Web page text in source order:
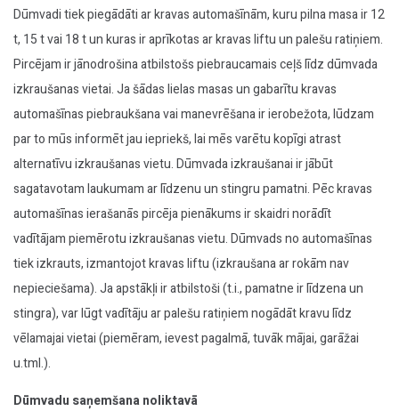
Dūmvadi tiek piegādāti ar kravas automašīnām, kuru pilna masa ir 12
t, 15 t vai 18 t un kuras ir aprīkotas ar kravas liftu un palešu ratiņiem.
Pircējam ir jānodrošina atbilstošs piebraucamais ceļš līdz dūmvada
izkraušanas vietai. Ja šādas lielas masas un gabarītu kravas
automašīnas piebraukšana vai manevrēšana ir ierobežota, lūdzam
par to mūs informēt jau iepriekš, lai mēs varētu kopīgi atrast
alternatīvu izkraušanas vietu. Dūmvada izkraušanai ir jābūt
sagatavotam laukumam ar līdzenu un stingru pamatni. Pēc kravas
automašīnas ierašanās pircēja pienākums ir skaidri norādīt
vadītājam piemērotu izkraušanas vietu. Dūmvads no automašīnas
tiek izkrauts, izmantojot kravas liftu (izkraušana ar rokām nav
nepieciešama). Ja apstākļi ir atbilstoši (t.i., pamatne ir līdzena un
stingra), var lūgt vadītāju ar palešu ratiņiem nogādāt kravu līdz
vēlamajai vietai (piemēram, ievest pagalmā, tuvāk mājai, garāžai
u.tml.).
Dūmvadu saņemšana noliktavā